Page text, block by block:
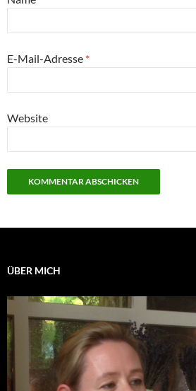
E-Mail-Adresse *
Website
ÜBER MICH